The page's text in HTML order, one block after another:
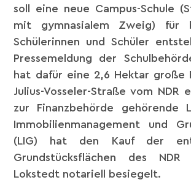
soll eine neue Campus-Schule
mit gymnasialem Zweig) für
Schülerinnen und Schüler
Pressemeldung der
hat dafür eine 2,6 Hektar große
Julius-Vosseler-Straße vom NDR
zur Finanzbehörde gehörende
Immobilienmanagement und
(LIG) hat den Kauf der
Grundstücksflächen des
Lokstedt notariell besiegelt.